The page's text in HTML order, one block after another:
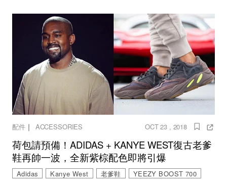
配件｜ ACCESSORIES OCT 23 , 2018
荷包請預備！ADIDAS + KANYE WEST復古老爹
鞋再帥一波，全新紫棕配色即將引爆
Adidas Kanye West 老爹鞋 YEEZY BOOST 700